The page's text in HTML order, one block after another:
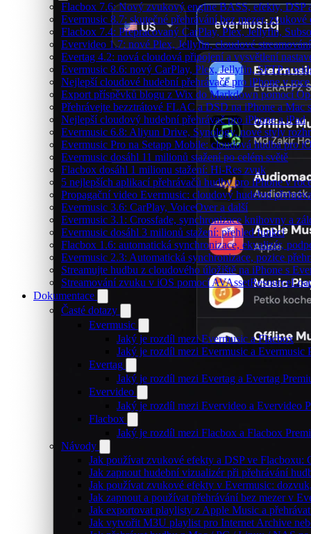
Flacbox 7.6: Nový zvukový engine BASS, efekty, DSP
Evermusic 8.7: skutečné přehrávání bez mezer,
Flacbox 7.4: Přepracovaný CarPlay, Plex, Jellyfin,
Evervideo 1.7: nové Plex, Jellyfin, cloudové
Evertag 4.2: nová cloudová připojení a vysvětlení
Evermusic 8.6: nový CarPlay, Plex, Jellyfin, SFTP a
Nejlepší cloudové hudební přehrávače pro iPhone v
Export příspěvků blogu z Wix do Markdown pomocí
Přehrávejte bezztrátové FLAC a DSD na iPhone a Mac
Nejlepší cloudový hudební přehrávač pro iPhone a iPad
Evermusic 6.8: Aliyun Drive, Synology, nové styly
Evermusic Pro na Setapp Mobile: cloudová hudba pro
Evermusic dosáhl 11 milionů stažení po celém světě
Flacbox dosáhl 1 milionu stažení: Hi-Res zvuk
5 nejlepších aplikací přehrávačů hudby pro iPhone v
Propagační video Evermusic: cloudový hudební
Evermusic 3.6: CarPlay, VoiceOver a další
Evermusic 3.1: Crossfade, synchronizace knihovny a
Evermusic dosáhl 3 milionů stažení: přehled funkcí
Flacbox 1.6: automatická synchronizace, ekvalizér,
Evermusic 2.3: Automatická synchronizace, pozice
Streamujte hudbu z cloudového úložiště na iPhone s
Streamování zvuku v iOS pomocí
Dokumentace
Časté dotazy
Evermusic
Jaký je rozdíl mezi Evermusic a Flacbox
Jaký je rozdíl mezi Evermusic a Evermusic
Evertag
Jaký je rozdíl mezi Evertag a Evertag
Evervideo
Jaký je rozdíl mezi Evervideo a Evervideo
Flacbox
Jaký je rozdíl mezi Flacbox a Flacbox
Návody
Jak používat zvukové efekty a DSP ve Flacboxu:
Jak zapnout hudební vizualizér při přehrávání
Jak používat zvukové efekty v Evermusic:
Jak zapnout a používat přehrávání bez mezer v
Jak exportovat playlisty z Apple Music a
Jak vytvořit M3U playlist pro Internet Archive